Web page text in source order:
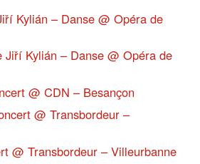
Kylián – Danse @ Opéra de
Jiří Kylián – Danse @ Opéra de
@ CDN – Besançon
@ Transbordeur –
@ Transbordeur – Villeurbanne